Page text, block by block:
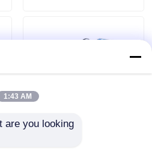
1:43 AM
are you looking